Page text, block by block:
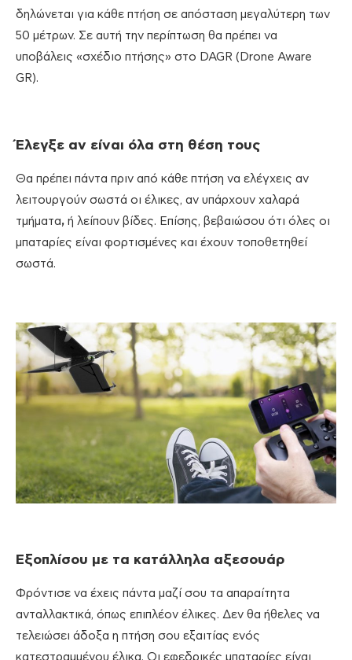
δηλώνεται για κάθε πτήση σε απόσταση μεγαλύτερη των
50 μέτρων. Σε αυτή την περίπτωση θα πρέπει να
υποβάλεις «σχέδιο πτήσης» στο DAGR (Drone Aware
GR).
Έλεγξε αν είναι όλα στη θέση τους
Θα πρέπει πάντα πριν από κάθε πτήση να ελέγχεις αν
λειτουργούν σωστά οι έλικες, αν υπάρχουν χαλαρά
τμήματα, ή λείπουν βίδες. Επίσης, βεβαιώσου ότι όλες οι
μπαταρίες είναι φορτισμένες και έχουν τοποθετηθεί
σωστά.
Εξοπλίσου με τα κατάλληλα αξεσουάρ
Φρόντισε να έχεις πάντα μαζί σου τα απαραίτητα
ανταλλακτικά, όπως επιπλέον έλικες. Δεν θα ήθελες να
τελειώσει άδοξα η πτήση σου εξαιτίας ενός
κατεστραμμένου έλικα. Οι εφεδρικές μπαταρίες είναι